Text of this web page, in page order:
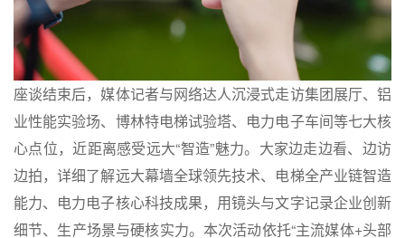
座谈结束后，媒体记者与网络达人沉浸式走访集团展厅、铝
业性能实验场、博林特电梯试验塔、电力电子车间等七大核
心点位，近距离感受远大“智造”魅力。大家边走边看、边访
边拍，详细了解远大幕墙全球领先技术、电梯全产业链智造
能力、电力电子核心科技成果，用镜头与文字记录企业创新
细节、生产场景与硬核实力。本次活动依托“主流媒体+头部